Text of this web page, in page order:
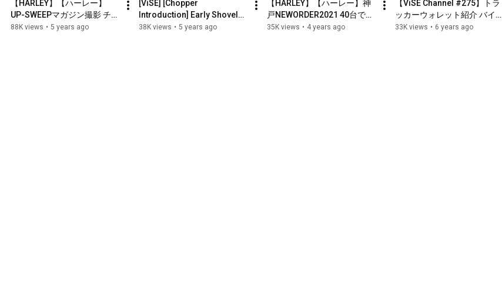
チャンネル登録は→
https://www.youtube.com/channel/UCnaB...
【HARLEY】【ハーレー】
UP-SWEEPマガジン撮影 チョ
ッパー×キャンプ 前編バイカ
88K views • 5 years ago
[ViSE] [Chopper
Introduction] Early Shovel?
I'll be explaining the
38K views • 5 years ago
【HARLEY】【ハーレー】神
戸NEWORDER2021 40台で走
る ニューオーダーチョッパー
35K views • 4 years ago
【ViSE Channel #275】トラ
ッカーウォレット紹介 バイカ
ーウォレット  おうち時間  コ
33K views • 6 years ago